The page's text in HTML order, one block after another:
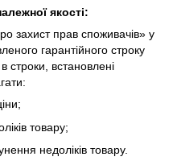
якості:
захист прав споживачів» у
гарантійного строку
строки, встановлені
товару;
недоліків товару.